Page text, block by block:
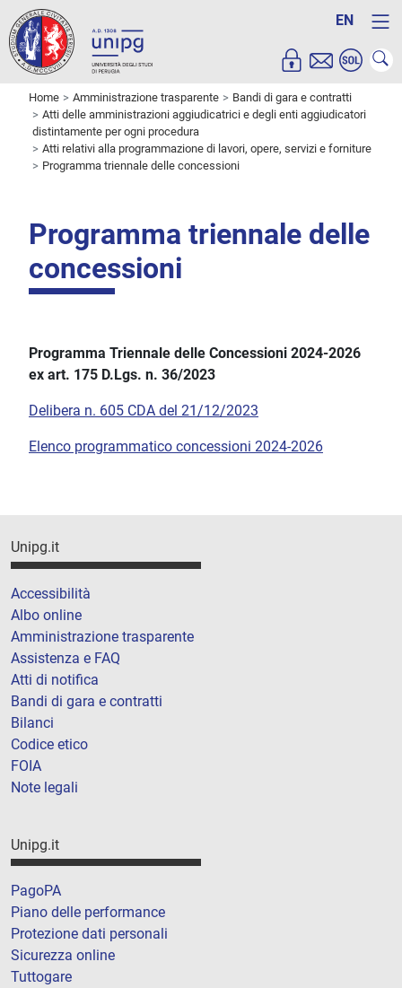
EN
Home Amministrazione trasparente
Bandi di gara e contratti
Atti delle amministrazioni aggiudicatrici e degli enti aggiudicatori
distintamente per ogni procedura
Atti relativi alla programmazione di lavori, opere, servizi e forniture
Programma triennale delle concessioni
Programma triennale delle
concessioni
Programma Triennale delle Concessioni 2024-2026
ex art. 175 D.Lgs. n. 36/2023
Delibera n. 605 CDA del 21/12/2023
Elenco programmatico concessioni 2024-2026
Unipg.it
Accessibilità
Albo online
Amministrazione trasparente
Assistenza e FAQ
Atti di notifica
Bandi di gara e contratti
Bilanci
Codice etico
FOIA
Note legali
Unipg.it
PagoPA
Piano delle performance
Protezione dati personali
Sicurezza online
Tuttogare